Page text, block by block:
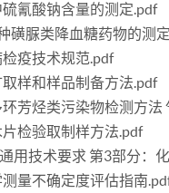
氰酸钠含量的测定.pdf
磺脲类降血糖药物的测
疫技术规范.pdf
样和样品制备方法.pdf
芳烃类污染物检测方法
检验取制样方法.pdf
用技术要求 第3部分：
量不确定度评估指南